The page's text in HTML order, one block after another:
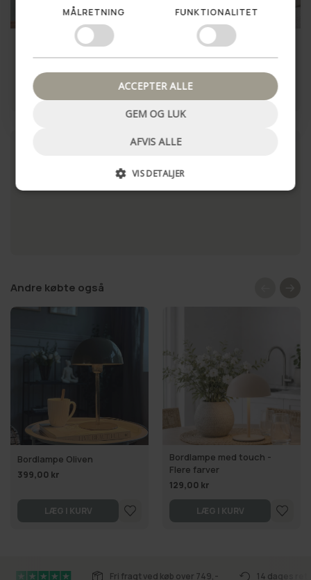
Urtepotte Sand - Flere
Opsats
235,00 kr
Andre købte også
Bordlampe Oliven
399,00 kr
LÆG I KURV
Bordlampe med touch -
Flere farver
129,00 kr
LÆG I KURV
Fri fragt ved køb over 749,- 14 dages
Nej tak, luk pop up
MÅLRETNING FUNKTIONALITET
GEM OG LUK
ACCEPTER ALLE
AFVIS ALLE
VIS DETALJER